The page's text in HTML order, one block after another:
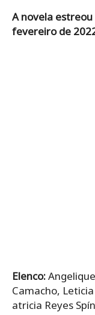
A novela
fevereiro de
Elenco:
Camacho,
atricia Reyes